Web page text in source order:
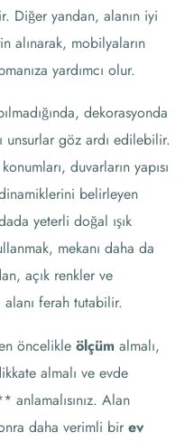
Diğer yandan, alanın iyi
alınarak, mobilyaların
yardımcı olur.
dekorasyonda
unsurlar göz ardı edilebilir.
duvarların yapısı
belirleyen
yeterli doğal ışık
mekanı daha da
açık renkler ve
alanı ferah tutabilir.
öncelikleölçüm almalı,
almalı ve evde
anlamalısınız. Alan
daha verimli birev